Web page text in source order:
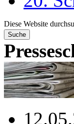
Diese Website